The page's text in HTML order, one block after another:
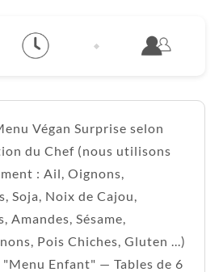
Végan Surprise selon
du Chef (nous utilisons
: Ail, Oignons,
Soja, Noix de Cajou,
Amandes, Sésame,
Pois Chiches, Gluten ...)
"Menu Enfant" — Tables de 6